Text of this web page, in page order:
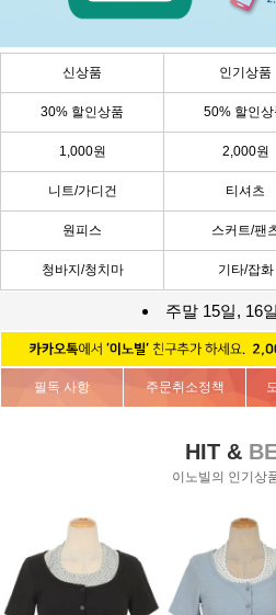
신상품 인기상품
30% 할인상품 50% 할인상
1,000원 2,000원
니트/가디건 티셔츠
원피스 스커트/팬
청바지/청치마 기타/잡화
주말 15일, 16
필독 사항 주문취소정책
HIT &
이노빌의 인기상